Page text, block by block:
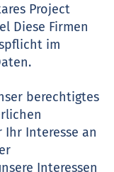
Project
Diese Firmen
im
berechtigtes
Ihr Interesse an
Interessen